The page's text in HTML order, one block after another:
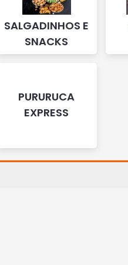
SALGADINHOS E
SNACKS
PURURUCA
EXPRESS